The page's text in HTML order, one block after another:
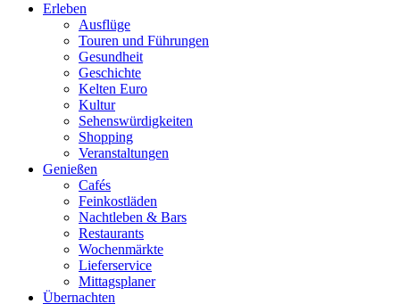
Erleben
Ausflüge
Touren und Führungen
Gesundheit
Geschichte
Kelten Euro
Kultur
Sehenswürdigkeiten
Shopping
Veranstaltungen
Genießen
Cafés
Feinkostläden
Nachtleben & Bars
Restaurants
Wochenmärkte
Lieferservice
Mittagsplaner
Übernachten